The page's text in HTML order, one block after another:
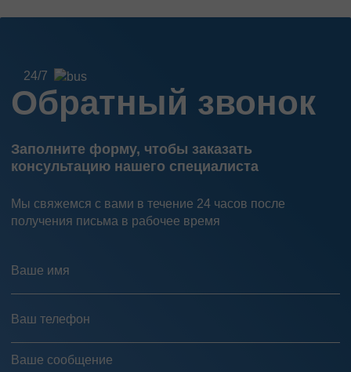
24/7
Обратный звонок
Заполните форму, чтобы заказать
консультацию нашего специалиста
Мы свяжемся с вами в течение 24 часов после
получения письма в рабочее время